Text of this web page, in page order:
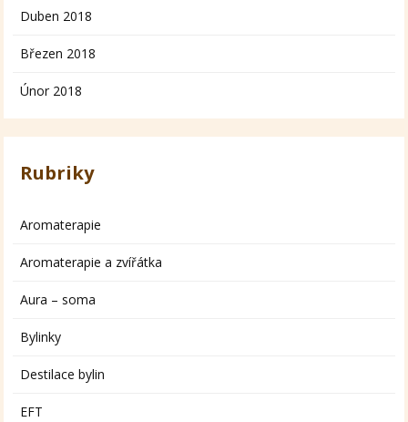
Duben 2018
Březen 2018
Únor 2018
Rubriky
Aromaterapie
Aromaterapie a zvířátka
Aura – soma
Bylinky
Destilace bylin
EFT